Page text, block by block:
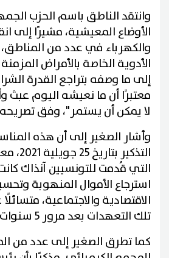
وانتقد الناطق باسم الحزب
الأوضاع المعيشية، مشيرًا إلى
والكهرباء في عدد من
الأدوية الخاصة بالأمراض
إلى ما وصفه بتراجع القدرة
معتبرًا أن ما نعيشه اليوم عبث
لا يمكن أن يستمر"، وفق
وأشار الصغير إلى أن هذه
التذكير
التي قُدمت للتونسيين آنذاك
استرجاع الأموال المنهوبة
الاقتصادية والاجتماعية،
تلك التعهدات بعد مرور 5 سنوات.
كما تطرق الصغير إلى عدد من